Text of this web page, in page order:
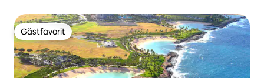
Gästfavorit
Gästfavorit